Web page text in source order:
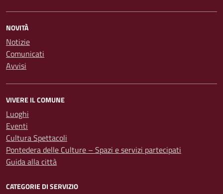
NOVITÀ
Notizie
Comunicati
Avvisi
VIVERE IL COMUNE
Luoghi
Eventi
Cultura Spettacoli
Pontedera delle Culture – Spazi e servizi partecipati
Guida alla città
CATEGORIE DI SERVIZIO